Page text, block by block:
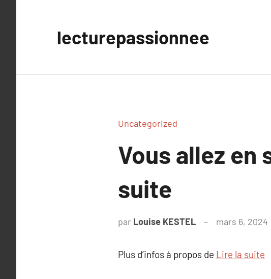
lecturepassionnee
Uncategorized
Vous allez en
suite
par Louise KESTEL mars 6, 2024
Plus d’infos à propos de Lire la suite